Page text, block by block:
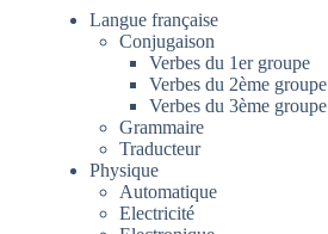
Langue française
Conjugaison
Verbes du 1er groupe
Verbes du 2ème groupe
Verbes du 3ème groupe
Grammaire
Traducteur
Physique
Automatique
Electricité